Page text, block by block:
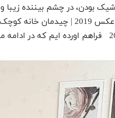
بودن، در چشم بیننده